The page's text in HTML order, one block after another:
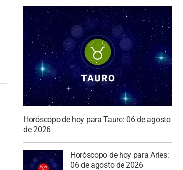
Horóscopo de hoy para Tauro: 06 de agosto
de 2026
Horóscopo de hoy para Aries:
06 de agosto de 2026